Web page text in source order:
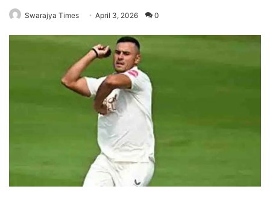
Swarajya Times April 3, 2026 0